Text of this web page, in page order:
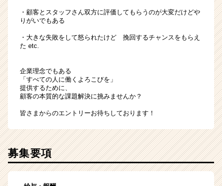
・顧客とスタッフさん双方に評価してもらうのが大変だけどや
りがいでもある
・大きな失敗をして怒られたけど 挽回するチャンスをもらえ
た etc.
企業理念でもある
「すべての人に働くよろこびを」
提供するために、
顧客の本質的な課題解決に挑みませんか？
皆さまからのエントリーお待ちしております！
募集要項